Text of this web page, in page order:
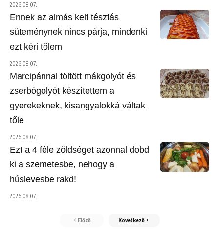
2026.08.07.
Ennek az almás kelt tésztás
süteménynek nincs párja, mindenki
ezt kéri tőlem
2026.08.07.
Marcipánnal töltött mákgolyót és
zserbógolyót készítettem a
gyerekeknek, kisangyalokká váltak
tőle
2026.08.07.
Ezt a 4 féle zöldséget azonnal dobd
ki a szemetesbe, nehogy a
húslevesbe rakd!
2026.08.07.
Előző Következő